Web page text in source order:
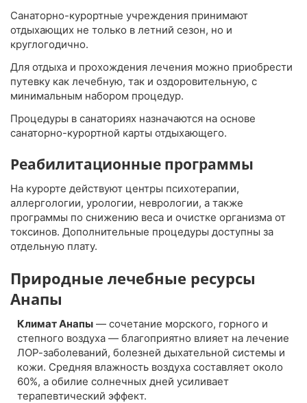
Санаторно-курортные учреждения принимают
отдыхающих не только в летний сезон, но и
круглогодично.
Для отдыха и прохождения лечения можно приобрести
путевку как лечебную, так и оздоровительную, с
минимальным набором процедур.
Процедуры в санаториях назначаются на основе
санаторно-курортной карты отдыхающего.
Реабилитационные программы
На курорте действуют центры психотерапии,
аллергологии, урологии, неврологии, а также
программы по снижению веса и очистке организма от
токсинов. Дополнительные процедуры доступны за
отдельную плату.
Природные лечебные ресурсы
Анапы
Климат Анапы — сочетание морского, горного и
степного воздуха — благоприятно влияет на лечение
ЛОР-заболеваний, болезней дыхательной системы и
кожи. Средняя влажность воздуха составляет около
60%, а обилие солнечных дней усиливает
терапевтический эффект.